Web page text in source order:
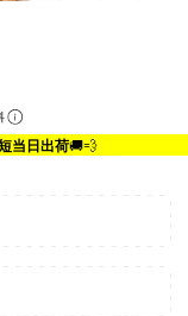
当日出荷🚚💨